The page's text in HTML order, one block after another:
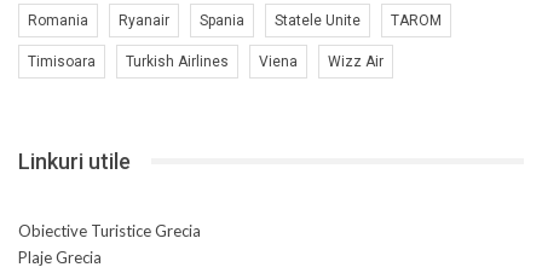
Romania Ryanair Spania Statele Unite TAROM
Timisoara Turkish Airlines Viena Wizz Air
Linkuri utile
Obiective Turistice Grecia
Plaje Grecia